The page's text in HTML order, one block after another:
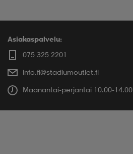
Asiakaspalvelu:
075 325 2201
info.fi@stadiumoutlet.fi
Maanantai-perjantai 10.00-14.00